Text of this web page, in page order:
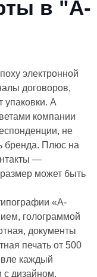
в "А-
электронной
договоров,
упаковки. А
компании
не
бренда. Плюс на
—
может быть
«А-
голограммой
документы
печать от 500
каждый
с дизайном.